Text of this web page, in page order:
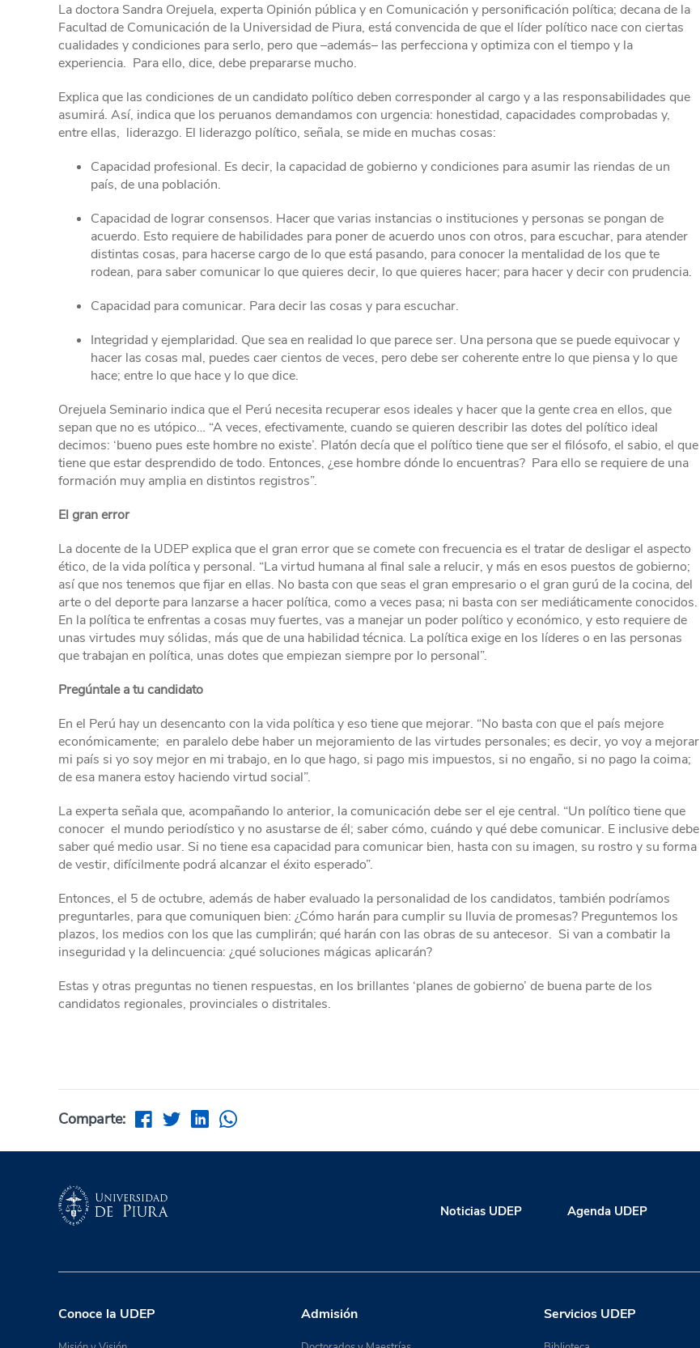
La doctora Sandra Orejuela, experta Opinión pública y en Comunicación y personificación política; decana de la
Facultad de Comunicación de la Universidad de Piura, está convencida de que el líder político nace con ciertas
cualidades y condiciones para serlo, pero que –además– las perfecciona y optimiza con el tiempo y la
experiencia. Para ello, dice, debe prepararse mucho.
Explica que las condiciones de un candidato político deben corresponder al cargo y a las responsabilidades que
asumirá. Así, indica que los peruanos demandamos con urgencia: honestidad, capacidades comprobadas y,
entre ellas, liderazgo. El liderazgo político, señala, se mide en muchas cosas:
Capacidad profesional. Es decir, la capacidad de gobierno y condiciones para asumir las riendas de un
país, de una población.
Capacidad de lograr consensos. Hacer que varias instancias o instituciones y personas se pongan de
acuerdo. Esto requiere de habilidades para poner de acuerdo unos con otros, para escuchar, para atender
distintas cosas, para hacerse cargo de lo que está pasando, para conocer la mentalidad de los que te
rodean, para saber comunicar lo que quieres decir, lo que quieres hacer; para hacer y decir con prudencia.
Capacidad para comunicar. Para decir las cosas y para escuchar.
Integridad y ejemplaridad. Que sea en realidad lo que parece ser. Una persona que se puede equivocar y
hacer las cosas mal, puedes caer cientos de veces, pero debe ser coherente entre lo que piensa y lo que
hace; entre lo que hace y lo que dice.
Orejuela Seminario indica que el Perú necesita recuperar esos ideales y hacer que la gente crea en ellos, que
sepan que no es utópico… “A veces, efectivamente, cuando se quieren describir las dotes del político ideal
decimos: ‘bueno pues este hombre no existe’. Platón decía que el político tiene que ser el filósofo, el sabio, el que
tiene que estar desprendido de todo. Entonces, ¿ese hombre dónde lo encuentras? Para ello se requiere de una
formación muy amplia en distintos registros”.
El gran error
La docente de la UDEP explica que el gran error que se comete con frecuencia es el tratar de desligar el aspecto
ético, de la vida política y personal. “La virtud humana al final sale a relucir, y más en esos puestos de gobierno;
así que nos tenemos que fijar en ellas. No basta con que seas el gran empresario o el gran gurú de la cocina, del
arte o del deporte para lanzarse a hacer política, como a veces pasa; ni basta con ser mediáticamente conocidos.
En la política te enfrentas a cosas muy fuertes, vas a manejar un poder político y económico, y esto requiere de
unas virtudes muy sólidas, más que de una habilidad técnica. La política exige en los líderes o en las personas
que trabajan en política, unas dotes que empiezan siempre por lo personal”.
Pregúntale a tu candidato
En el Perú hay un desencanto con la vida política y eso tiene que mejorar. “No basta con que el país mejore
económicamente; en paralelo debe haber un mejoramiento de las virtudes personales; es decir, yo voy a mejorar
mi país si yo soy mejor en mi trabajo, en lo que hago, si pago mis impuestos, si no engaño, si no pago la coima;
de esa manera estoy haciendo virtud social”.
La experta señala que, acompañando lo anterior, la comunicación debe ser el eje central. “Un político tiene que
conocer el mundo periodístico y no asustarse de él; saber cómo, cuándo y qué debe comunicar. E inclusive debe
saber qué medio usar. Si no tiene esa capacidad para comunicar bien, hasta con su imagen, su rostro y su forma
de vestir, difícilmente podrá alcanzar el éxito esperado”.
Entonces, el 5 de octubre, además de haber evaluado la personalidad de los candidatos, también podríamos
preguntarles, para que comuniquen bien: ¿Cómo harán para cumplir su lluvia de promesas? Preguntemos los
plazos, los medios con los que las cumplirán; qué harán con las obras de su antecesor. Si van a combatir la
inseguridad y la delincuencia: ¿qué soluciones mágicas aplicarán?
Estas y otras preguntas no tienen respuestas, en los brillantes ‘planes de gobierno’ de buena parte de los
candidatos regionales, provinciales o distritales.
Comparte:
Noticias UDEP Agenda UDEP
Conoce la UDEP Admisión Servicios UDEP